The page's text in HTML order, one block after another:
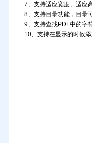
7、支持适应宽度、适应
8、支持目录功能，目录
9、支持查找PDF中的字
10、支持在显示的时候